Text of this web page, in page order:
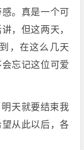
。真是一个可
，但这两天，
，在这么几天
忘记这位可爱
天就要结束我
从此以后，各